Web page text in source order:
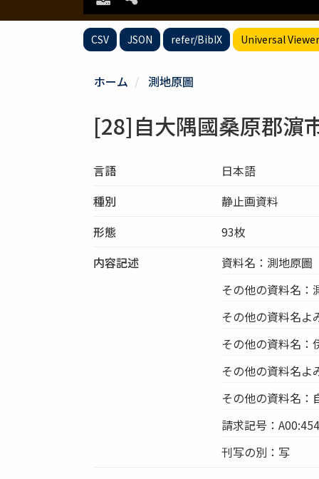
CSV JSON refer/BibIX Universal Viewer
ホーム 測地原圖
[28]自大隅國桑原郡濵
言語
日本語
種別
静止画資料
形態
93枚
内容記述
資料名：測地原圖
その他の資料名：
その他の資料名よ
その他の資料名：
その他の資料名よ
その他の資料名：
請求記号：
刊写の別：写